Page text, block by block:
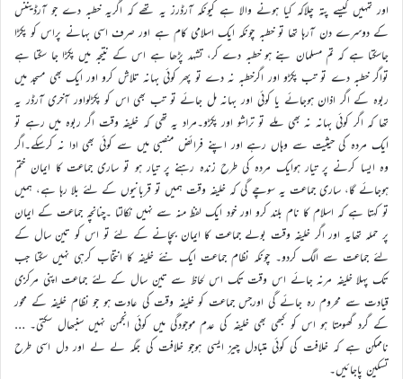
اور تمہیں کیسے پتہ چلاکہ کیا ہونے والا ہے کیونکہ آرڈرز یہ تھے کہ اگریہ خطبہ دے جو آرڈیننس
کے دوسرے دن آرہا تھا تو خطبہ چونکہ ایک اسلامی کام ہے اور صرف اسی بہانے پراس کو پکڑا
جاسکتا ہے کہ تم مسلمان بنے ہو خطبہ دے کر، تشہد پڑھا ہے اس کے نتیجہ میں پکڑا جا سکتا ہے
تواگر خطبہ دے تو تب پکڑو اور اگرخطبہ نہ دے تو پھر کوئی بہانہ تلاش کرو اور ایک بھی مسجد میں
ربوہ کے اگر اذان ہوجائے یا کوئی اور بہانہ مل جائے تو تب بھی اس کو پکڑلواور آخری آرڈر یہ
تھا کہ اگر کوئی بہانہ نہ بھی ملے تو تراشو اور پکڑو۔مراد یہ تھی کہ خلیفہ وقت اگر ربوہ میں رہے تو
ایک مردہ کی حیثیت سے وہاں رہے اور اپنے فرائض منصبی میں سے کوئی بھی ادا نہ کرسکے۔اگر
وہ ایسا کرنے پر تیار ہوایک مردہ کی طرح زندہ رہنے پر تیار ہو تو ساری جماعت کا ایمان ختم
ہوجائے گا، ساری جماعت یہ سوچے گی کہ خلیفہ وقت ہمیں تو قربانیوں کے لئے بلا رہا ہے، ہمیں
تو کہتا ہے کہ اسلام کا نام بلند کرو اور خود ایک لفظ منہ سے نہیں نکالتا ۔چنانچہ جماعت کے ایمان
پر حملہ تھایہ اور اگر خلیفہ وقت بولے جماعت کا ایمان بچانے کے لئے تو اس کو تین سال کے
لئے جماعت سے الگ کردو۔ چونکہ نظام جماعت ایک نئے خلیفہ کا انتخاب کرہی نہیں سکتا جب
تک پہلا خلیفہ مرنہ جائے اس وقت تک اس لحاظ سے تین سال کے لئے جماعت اپنی مرکزی
قیادت سے محروم رہ جائے گی اورجس جماعت کو خلیفہ وقت کی عادت ہو جو نظام خلیفہ کے محور
کے گرد گھومتا ہو اس کو کبھی بھی خلیفہ کی عدم موجودگی میں کوئی انجمن نہیں سنبھال سکتی۔ …
ناممکن ہے کہ خلافت کی کوئی متبادل چیز ایسی ہوجو خلافت کی جگہ لے لے اور دل اسی طرح
تسکین پاجائیں۔